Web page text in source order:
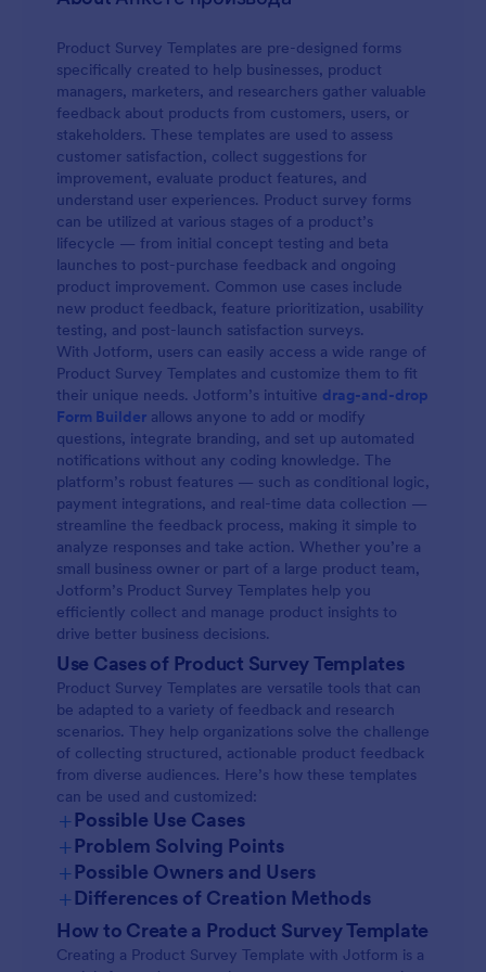
Product Survey Templates are pre-designed forms
specifically created to help businesses, product
managers, marketers, and researchers gather valuable
feedback about products from customers, users, or
stakeholders. These templates are used to assess
customer satisfaction, collect suggestions for
improvement, evaluate product features, and
understand user experiences. Product survey forms
can be utilized at various stages of a product’s
lifecycle — from initial concept testing and beta
launches to post-purchase feedback and ongoing
product improvement. Common use cases include
new product feedback, feature prioritization, usability
testing, and post-launch satisfaction surveys.
With Jotform, users can easily access a wide range of
Product Survey Templates and customize them to fit
their unique needs. Jotform’s intuitive drag-and-drop
Form Builder allows anyone to add or modify
questions, integrate branding, and set up automated
notifications without any coding knowledge. The
platform’s robust features — such as conditional logic,
payment integrations, and real-time data collection —
streamline the feedback process, making it simple to
analyze responses and take action. Whether you’re a
small business owner or part of a large product team,
Jotform’s Product Survey Templates help you
efficiently collect and manage product insights to
drive better business decisions.
Use Cases of Product Survey Templates
Product Survey Templates are versatile tools that can
be adapted to a variety of feedback and research
scenarios. They help organizations solve the challenge
of collecting structured, actionable product feedback
from diverse audiences. Here’s how these templates
can be used and customized:
+Possible Use Cases
+Problem Solving Points
+Possible Owners and Users
+Differences of Creation Methods
How to Create a Product Survey Template
Creating a Product Survey Template with Jotform is a